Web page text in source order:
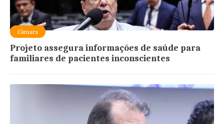
Câmara
Projeto assegura informações de saúde para
familiares de pacientes inconscientes